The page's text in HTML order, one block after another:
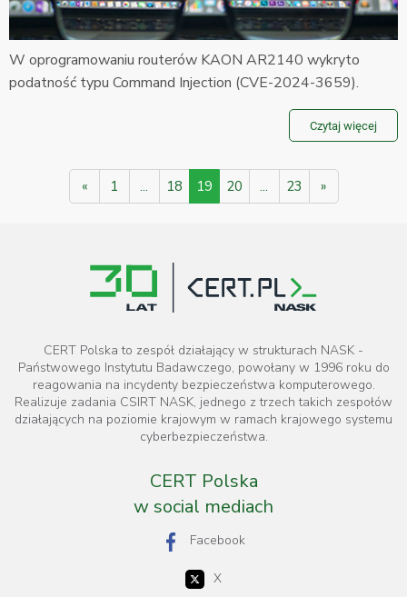
W oprogramowaniu routerów KAON AR2140 wykryto
podatność typu Command Injection (CVE-2024-3659).
Czytaj więcej
« 1 ... 18 19 20 ... 23 »
CERT Polska to zespół działający w strukturach NASK -
Państwowego Instytutu Badawczego, powołany w 1996 roku do
reagowania na incydenty bezpieczeństwa komputerowego.
Realizuje zadania CSIRT NASK, jednego z trzech takich zespołów
działających na poziomie krajowym w ramach krajowego systemu
cyberbezpieczeństwa.
CERT Polska
w social mediach
Facebook
X